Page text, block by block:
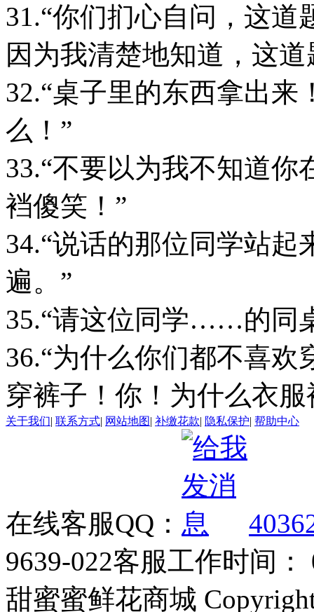
31.“你们扪心自问，这
因为我清楚地知道，这
32.“桌子里的东西拿出
么！”
33.“不要以为我不知道
裆傻笑！”
34.“说话的那位同学站
遍。”
35.“请这位同学……的同
36.“为什么你们都不喜
穿裤子！你！为什么衣
关于我们| 联系方式| 网站地图| 补缴花款| 隐私保护| 帮助中心
在线客服QQ：
9639-022客服工作时间：
甜蜜蜜鲜花商城